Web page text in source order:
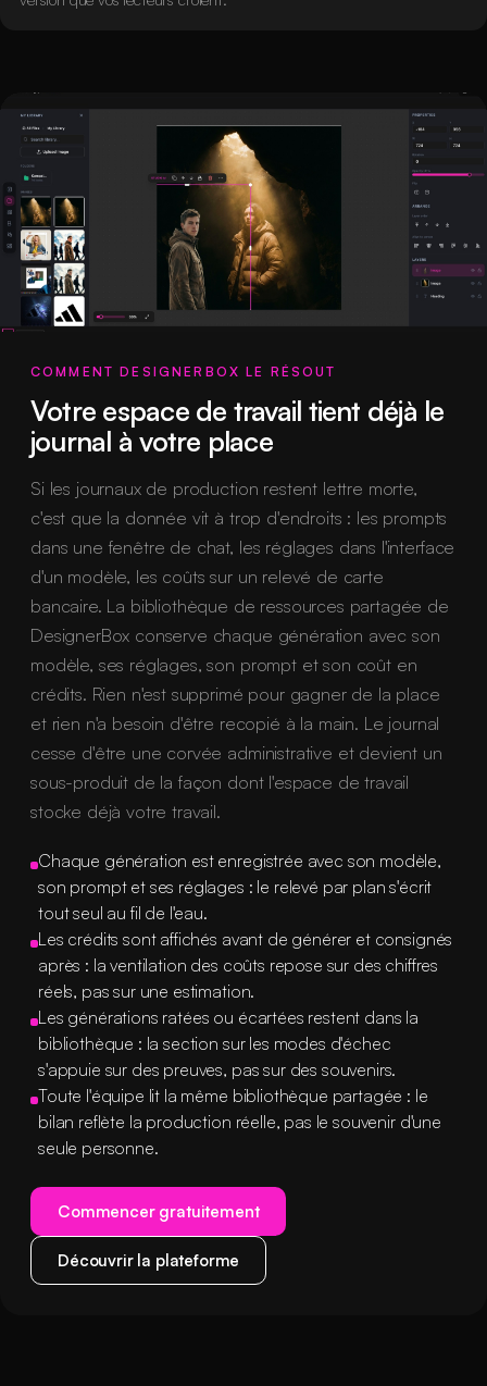
COMMENT DESIGNERBOX LE RÉSOUT
Votre espace de travail tient déjà le
journal à votre place
Si les journaux de production restent lettre morte,
c'est que la donnée vit à trop d'endroits : les prompts
dans une fenêtre de chat, les réglages dans l'interface
d'un modèle, les coûts sur un relevé de carte
bancaire. La bibliothèque de ressources partagée de
DesignerBox conserve chaque génération avec son
modèle, ses réglages, son prompt et son coût en
crédits. Rien n'est supprimé pour gagner de la place
et rien n'a besoin d'être recopié à la main. Le journal
cesse d'être une corvée administrative et devient un
sous-produit de la façon dont l'espace de travail
stocke déjà votre travail.
Chaque génération est enregistrée avec son modèle,
son prompt et ses réglages : le relevé par plan s'écrit
tout seul au fil de l'eau.
Les crédits sont affichés avant de générer et consignés
après : la ventilation des coûts repose sur des chiffres
réels, pas sur une estimation.
Les générations ratées ou écartées restent dans la
bibliothèque : la section sur les modes d'échec
s'appuie sur des preuves, pas sur des souvenirs.
Toute l'équipe lit la même bibliothèque partagée : le
bilan reflète la production réelle, pas le souvenir d'une
seule personne.
Commencer gratuitement
Découvrir la plateforme